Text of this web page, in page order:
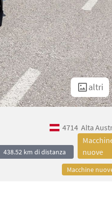
altri
4714 Alta
438.52 km di distanza
nuove
Macchine